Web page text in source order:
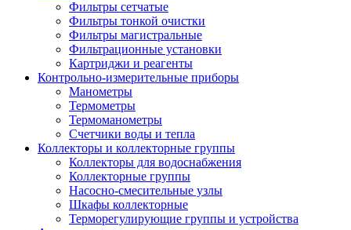
Фильтры сетчатые
Фильтры тонкой очистки
Фильтры магистральные
Фильтрационные установки
Картриджи и реагенты
Контрольно-измерительные приборы
Манометры
Термометры
Термоманометры
Счетчики воды и тепла
Коллекторы и коллекторные группы
Коллекторы для водоснабжения
Коллекторные группы
Насосно-смесительные узлы
Шкафы коллекторные
Терморегулирующие группы и устройства